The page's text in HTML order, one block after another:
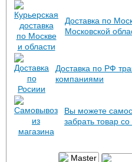
Доставка по
Московской
Доставка по РФ
компаниями
Вы можете
забрать товар со